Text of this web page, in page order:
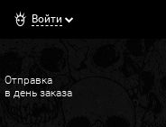
Войти
Отправка
в день заказа